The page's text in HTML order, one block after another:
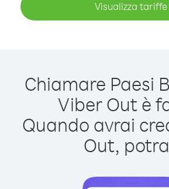
Visualizza tariffe
Chiamare Paesi
Viber Out è
Quando avrai
Out,